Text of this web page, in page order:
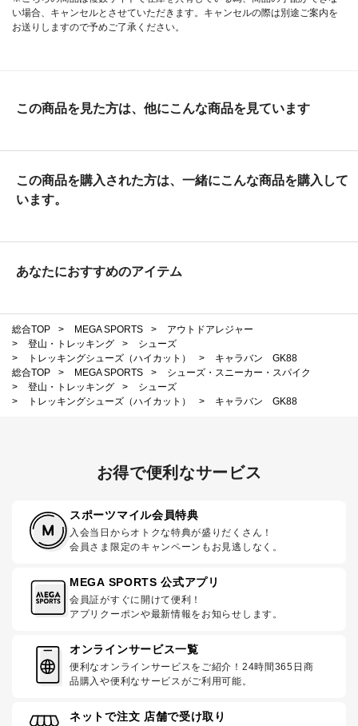
い場合、キャンセルとさせていただきます。キャンセルの際は別途ご案内を
お送りしますので予めご了承ください。
この商品を見た方は、他にこんな商品を見ています
この商品を購入された方は、一緒にこんな商品を購入して
います。
あなたにおすすめのアイテム
総合TOP > MEGA SPORTS >
アウトドアレジャー
>
登山・トレッキング >
シューズ
>
トレッキングシューズ（ハイカット） >
キャラバン GK88
総合TOP
> MEGA SPORTS >
シューズ・スニーカー・スパイク
>
登山・トレッキング >
シューズ
>
トレッキングシューズ（ハイカット） > キャラバン GK88
お得で便利なサービス
スポーツマイル会員特典
入会当日からオトクな特典が盛りだくさん！
会員さま限定のキャンペーンもお見逃しなく。
MEGA SPORTS 公式アプリ
会員証がすぐに開けて便利！
アプリクーポンや最新情報をお知らせします。
オンラインサービス一覧
便利なオンラインサービスをご紹介！24時間365日商
品購入や便利なサービスがご利用可能。
ネットで注文 店舗で受け取り